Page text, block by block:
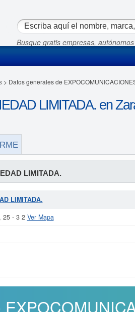
Busque gratis empresas,
> Datos generales de
LIMITADA. en
LIMITADA.
LIMITADA.
25 - 3 2 Ver Mapa